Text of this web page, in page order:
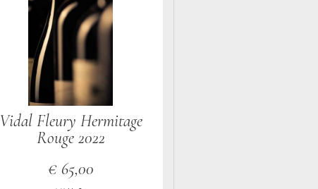
Vidal Fleury Hermitage
Rouge 2022
€65,00